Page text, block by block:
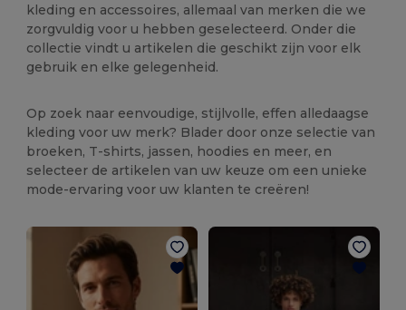
kleding en accessoires, allemaal van merken die we
zorgvuldig voor u hebben geselecteerd. Onder die
collectie vindt u artikelen die geschikt zijn voor elk
gebruik en elke gelegenheid.
Op zoek naar eenvoudige, stijlvolle, effen alledaagse
kleding voor uw merk? Blader door onze selectie van
broeken, T-shirts, jassen, hoodies en meer, en
selecteer de artikelen van uw keuze om een unieke
mode-ervaring voor uw klanten te creëren!